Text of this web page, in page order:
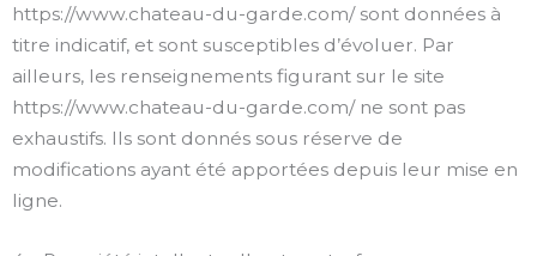
https://www.chateau-du-garde.com/ sont données à
titre indicatif, et sont susceptibles d’évoluer. Par
ailleurs, les renseignements figurant sur le site
https://www.chateau-du-garde.com/ ne sont pas
exhaustifs. Ils sont donnés sous réserve de
modifications ayant été apportées depuis leur mise en
ligne.